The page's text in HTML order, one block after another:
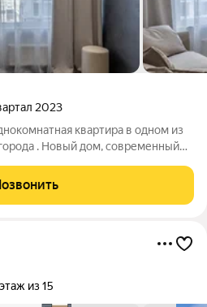
2023
квартира в одном из
. Новый дом, современный
из дорогих материалов по
из 15